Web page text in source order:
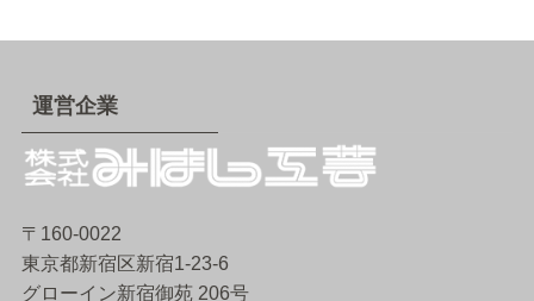
運営企業
〒160-0022
東京都新宿区新宿1-23-6
グローイン新宿御苑 206号